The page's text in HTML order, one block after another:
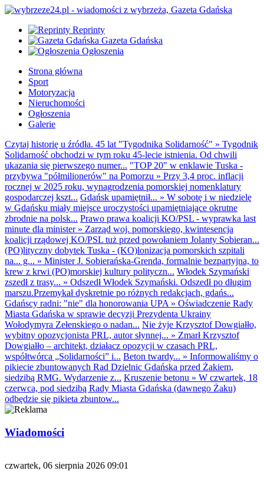
Reprinty
Gazeta Gdańska
Ogłoszenia
Strona główna
Sport
Motoryzacja
Nieruchomości
Ogłoszenia
Galerie
Czytaj historię u źródła. 45 lat "Tygodnika Solidarność" » Tygodnik
Solidarność obchodzi w tym roku 45-lecie istnienia. Od chwili
ukazania się pierwszego numer... "TOP 20" w enklawie Tuska -
przybywa "półmilionerów" na Pomorzu » Przy 3,4 proc. inflacji
rocznej w 2025 roku, wynagrodzenia pomorskiej nomenklatury
gospodarczej kszt... Gdańsk upamiętnił... » W sobotę i w niedzielę
w Gdańsku miały miejsce uroczystości upamiętniające okrutne
zbrodnie na polsk... Prawo prawa koalicji KO/PSL - wyprawka last
minute dla minister» Zarząd woj. pomorskiego, kwintesencja
koalicji rządowej KO/PSL tuż przed powołaniem Jolanty Sobieran...
(PO)lityczny dobytek Tuska - (KO)lonizacja pomorskich szpitali
na... g... » Minister J. Sobierańska-Grenda, formalnie bezpartyjna, to
krew z krwi (PO)morskiej kultury polityczn... Włodek Szymański
zszedł z trasy... » Odszedł Włodek Szymański. Odszedł po długim
marszu.Przemykał dyskretnie po różnych redakcjach, gdańs...
Gdańscy radni: "nie" dla honorowania UPA » Oświadczenie Rady
Miasta Gdańska w sprawie decyzji Prezydenta Ukrainy
Wołodymyra Zełenskiego o nadan... Nie żyje Krzysztof Dowgiałło,
wybitny opozycjonista PRL, autor słynnej... » Zmarł Krzysztof
Dowgiałło – architekt, działacz opozycji w czasach PRL,
współtwórca „Solidarności” i... Beton twardy... » Informowaliśmy o
pikiecie zbuntowanych Rad Dzielnic Gdańska przed Żakiem,
siedzibą RMG. Wydarzenie z... Kruszenie betonu » W czwartek, 18
czerwca, pod siedzibą Rady Miasta Gdańska (dawnego Żaku)
odbędzie się pikieta zbuntow...
Wiadomości
czwartek, 06 sierpnia 2026 09:01